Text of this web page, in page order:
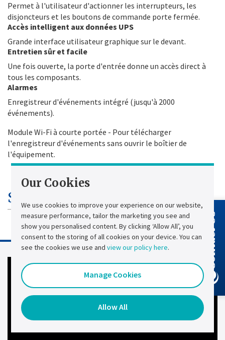
Permet à l'utilisateur d'actionner les interrupteurs, les
disjoncteurs et les boutons de commande porte fermée.
Accès intelligent aux données UPS
Grande interface utilisateur graphique sur le devant.
Entretien sûr et facile
Une fois ouverte, la porte d'entrée donne un accès direct à
tous les composants.
Alarmes
Enregistreur d'événements intégré (jusqu'à 2000
événements).
Module Wi-Fi à courte portée - Pour télécharger
l'enregistreur d'événements sans ouvrir le boîtier de
l'équipement.
Spécifications techniques
Contact Us
Our Cookies
We use cookies to improve your experience on our website,
measure performance, tailor the marketing you see and
show you personalised content. By clicking ‘Allow All’, you
consent to the storing of all cookies on your device. You can
see the cookies we use and view our policy here.
Manage Cookies
Allow All